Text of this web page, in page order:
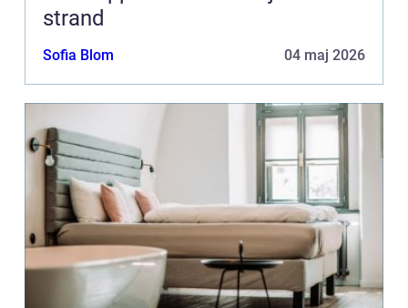
strand
Sofia Blom 04 maj 2026